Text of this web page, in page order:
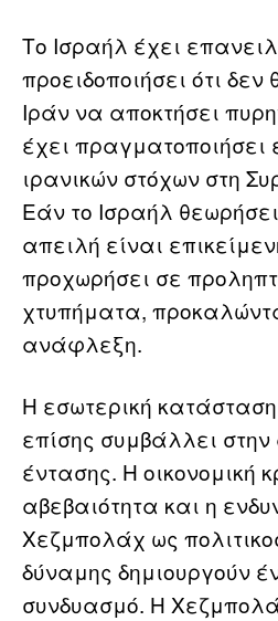
Το Ισραήλ έχει
προειδοποιήσει ότι
Ιράν να αποκτήσει
έχει πραγματοποιήσει
ιρανικών στόχων στη
Εάν το Ισραήλ
απειλή είναι
προχωρήσει σε
χτυπήματα,
ανάφλεξη.
Η εσωτερική
επίσης συμβάλλει στην
έντασης. Η οικονομική
αβεβαιότητα και η
Χεζμπολάχ ως
δύναμης δημιουργούν
συνδυασμό. Η